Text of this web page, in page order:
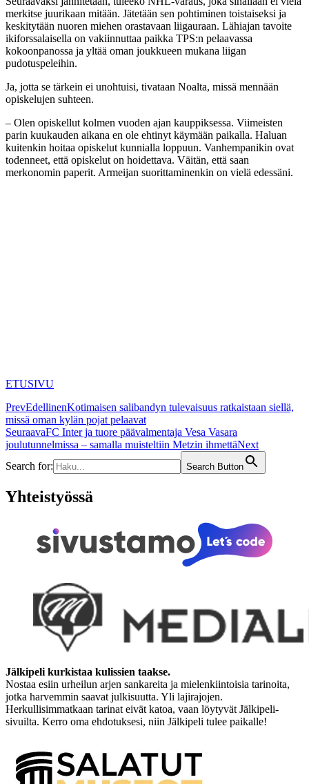
merkitse juurikaan mitään. Jätetään sen pohtiminen toistaiseksi ja
keskitytään nuoren miehen orastavaan liigauraan. Lähiajan tavoite
ikiforssalaisella on vakiinnuttaa paikka TPS:n pelaavassa
kokoonpanossa ja yltää oman joukkueen mukana liigan
pudotuspeleihin.
Ja, jotta se tärkein ei unohtuisi, tivataan Noalta, missä mennään
opiskelujen suhteen.
– Olen opiskellut kolmen vuoden ajan kauppiksessa. Viimeisten
parin kuukauden aikana en ole ehtinyt käymään paikalla. Haluan
kuitenkin hoitaa opiskelut kunnialla loppuun. Vanhempanikin ovat
todenneet, että opiskelut on hoidettava. Väitän, että saan
merkonomin paperit. Armeijan suorittaminenkin on vielä edessäni.
ETUSIVU
PrevEdellinenKotimaisen salibandyn tulevaisuus ratkaistaan siellä,
missä oman kylän pojat pelaavat
SeuraavaFC Inter ja tuore päävalmentaja Vesa Vasara
joulutunnelmissa – samalla muisteltiin Metzin ihmettäNext
Search for:
Search Button
Yhteistyössä
Jälkipeli kurkistaa kulissien taakse.
Nostaa esiin urheilun arjen sankareita ja mielenkiintoisia tarinoita,
jotka harvemmin saavat julkisuutta. Yli lajirajojen.
Herkullisimmatkaan tarinat eivät katoa, vaan löytyvät Jälkipeli-
sivuilta. Kerro oma ehdotuksesi, niin Jälkipeli tulee paikalle!